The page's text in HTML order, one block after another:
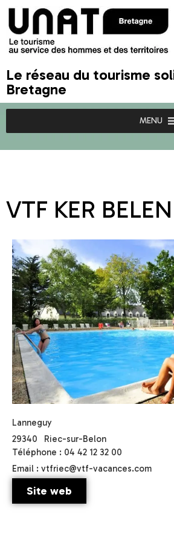
Le réseau du tourisme
Bretagne
MENU
VTF KER BELEN
Lanneguy
29340
Riec-sur-Belon
Téléphone : 04 42 12 32 00
Email : vtfriec@vtf-vacances.com
Site web